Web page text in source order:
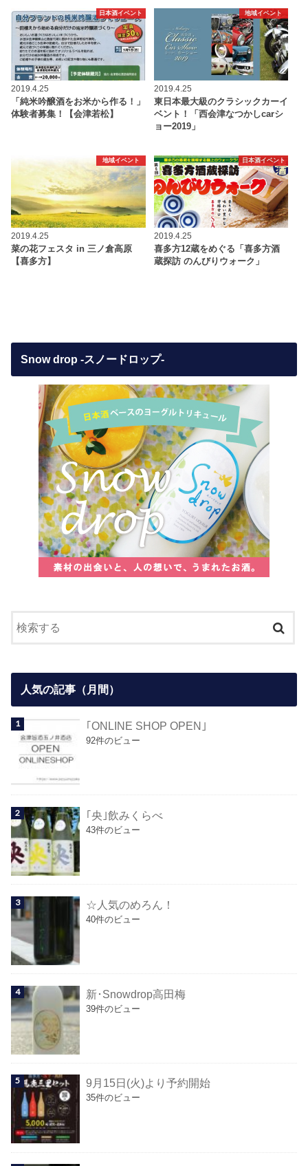
日本酒イベント
2019.4.25
「純米吟醸酒をお米から作る！」
体験者募集！【会津若松】
地域イベント
2019.4.25
東日本最大級のクラシックカーイ
ベント！「西会津なつかしcarシ
ョー2019」
地域イベント
2019.4.25
菜の花フェスタ in 三ノ倉高原
【喜多方】
日本酒イベント
2019.4.25
喜多方12蔵をめぐる「喜多方酒
蔵探訪 のんびりウォーク」
Snow drop -スノードロップ-
人気の記事（月間）
｢ONLINE SHOP OPEN｣
92件のビュー
｢央｣飲みくらべ
43件のビュー
☆人気のめろん！
40件のビュー
新･Snowdrop高田梅
39件のビュー
9月15日(火)より予約開始
35件のビュー